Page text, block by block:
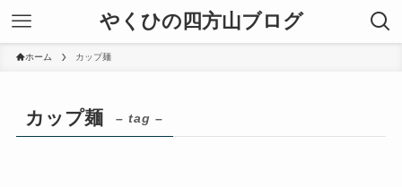
やくひの四方山ブログ
ホーム カップ麺
カップ麺 – tag –